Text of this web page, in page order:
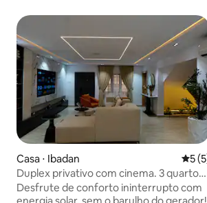
Casa ⋅ Ibadan 5 de
5
Duplex privativo com cinema. 3 quartos.
Games. Energia 24h
Desfrute de conforto ininterrupto com